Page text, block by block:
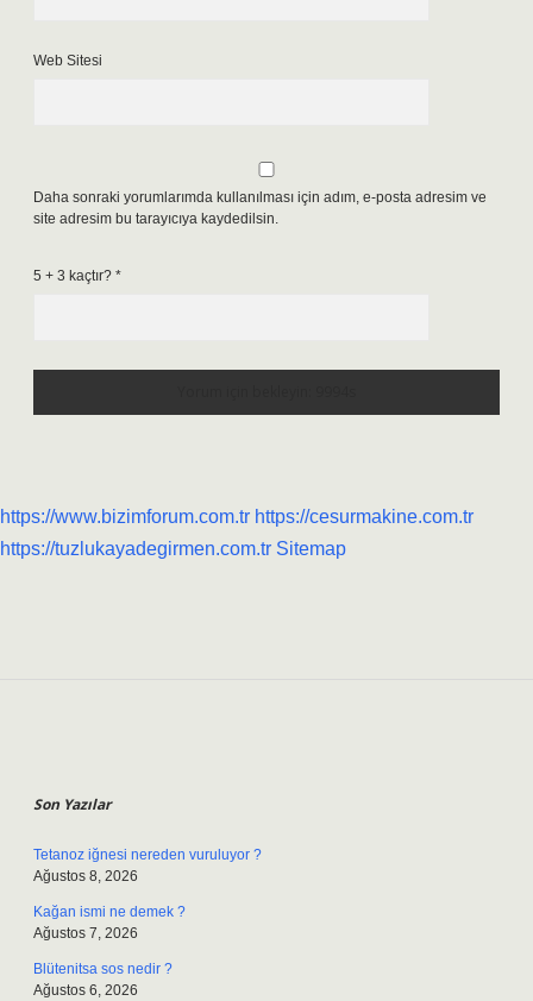
Web Sitesi
Daha sonraki yorumlarımda kullanılması için adım, e-posta adresim ve
site adresim bu tarayıcıya kaydedilsin.
5 + 3 kaçtır? *
https://www.bizimforum.com.tr https://cesurmakine.com.tr
https://tuzlukayadegirmen.com.tr Sitemap
Son Yazılar
Tetanoz iğnesi nereden vuruluyor ?
Ağustos 8, 2026
Kağan ismi ne demek ?
Ağustos 7, 2026
Blütenitsa sos nedir ?
Ağustos 6, 2026